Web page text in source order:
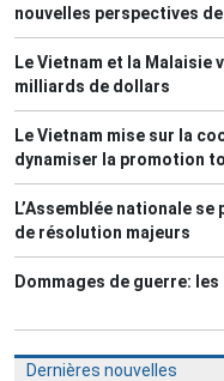
nouvelles perspectives
Le Vietnam et la Malaisie
milliards de dollars
Le Vietnam mise sur la
dynamiser la promotion
L’Assemblée nationale
de résolution majeurs
Dommages de guerre:
Dernières nouvelles